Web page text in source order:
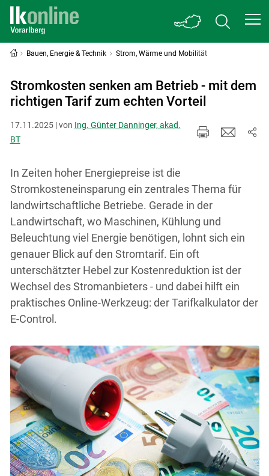
Bauen, Energie & Technik Strom, Wärme und Mobilität
Stromkosten senken am Betrieb - mit dem
richtigen Tarif zum echten Vorteil
17.11.2025 | von Ing. Günter Danninger, akad.
BT
In Zeiten hoher Energiepreise ist die
Stromkosteneinsparung ein zentrales Thema für
landwirtschaftliche Betriebe. Gerade in der
Landwirtschaft, wo Maschinen, Kühlung und
Beleuchtung viel Energie benötigen, lohnt sich ein
genauer Blick auf den Stromtarif. Ein oft
unterschätzter Hebel zur Kostenreduktion ist der
Wechsel des Stromanbieters - und dabei hilft ein
praktisches Online-Werkzeug: der Tarifkalkulator der
E-Control.